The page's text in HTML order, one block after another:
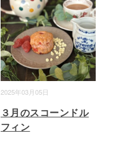
2025年03月05日
３月のスコーンドル
フィン